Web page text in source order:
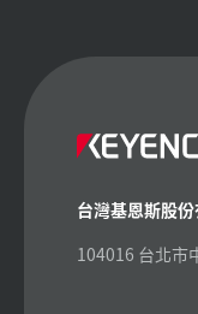
台灣基恩斯股
104016 台北市